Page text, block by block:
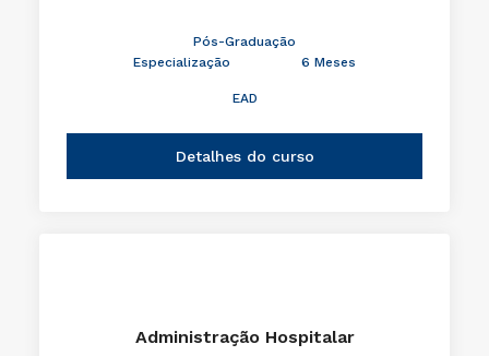
Pós-Graduação
Especialização
6 Meses
EAD
Detalhes do curso
Administração Hospitalar